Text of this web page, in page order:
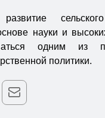
науки и
одним из
политики.